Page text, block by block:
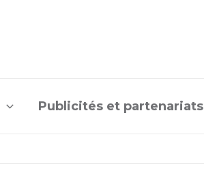
Publicités et partenariats